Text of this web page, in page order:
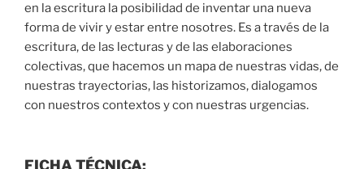
en la escritura la posibilidad de inventar una nueva
forma de vivir y estar entre nosotres. Es a través de la
escritura, de las lecturas y de las elaboraciones
colectivas, que hacemos un mapa de nuestras vidas, de
nuestras trayectorias, las historizamos, dialogamos
con nuestros contextos y con nuestras urgencias.
FICHA TÉCNICA: